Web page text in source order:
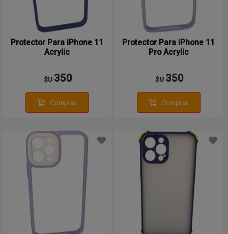
Protector Para iPhone 11
Acrylic
$U 350
Comprar
Protector Para iPhone 11
Pro Acrylic
$U 350
Comprar